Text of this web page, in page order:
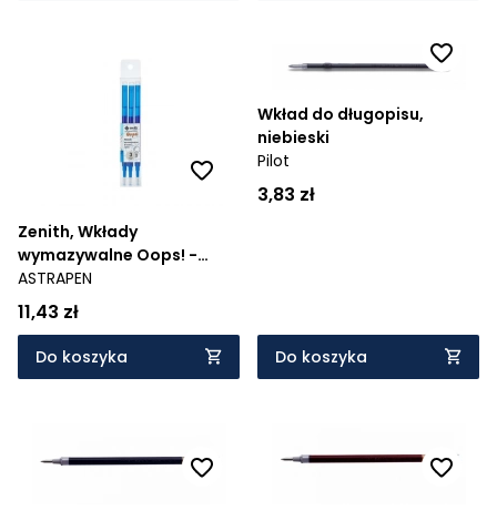
Zenith, Wkłady
wymazywalne Oops! -
niebieskie, 3 szt.
ASTRAPEN
11,43 zł
Do koszyka
Wkład do długopisu,
niebieski
Pilot
3,83 zł
Do koszyka